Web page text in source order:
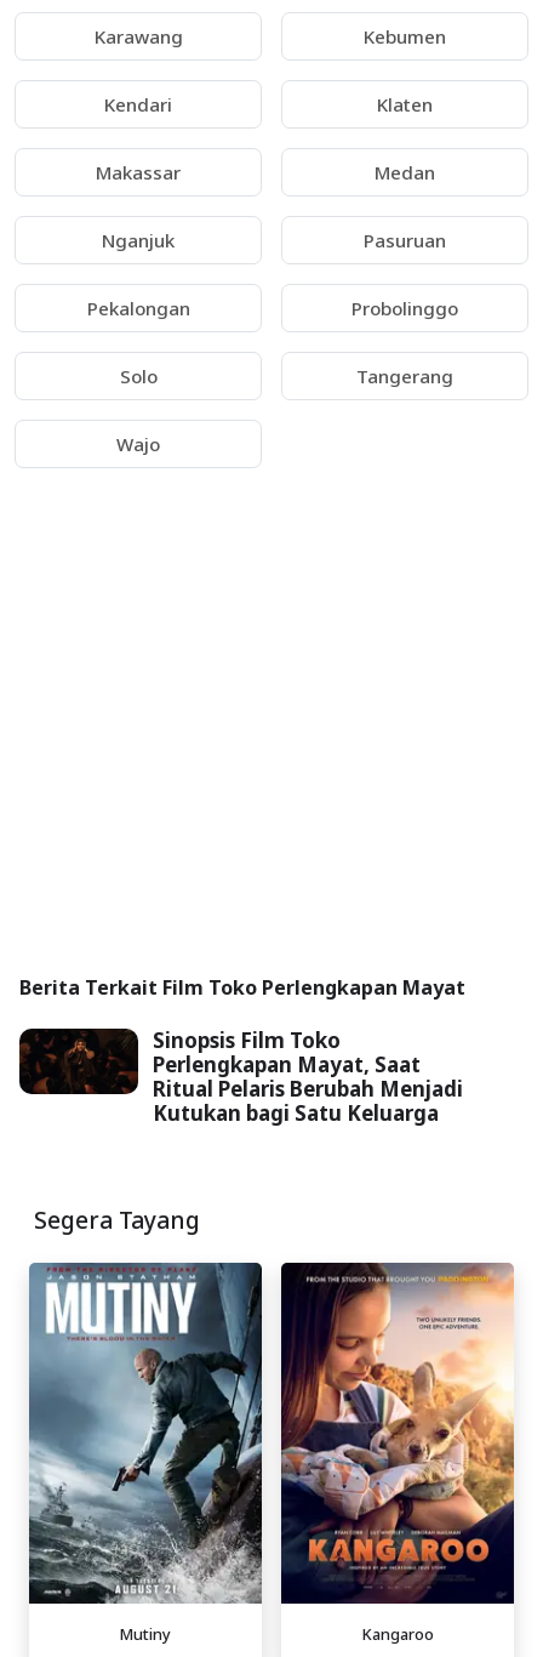
Karawang Kebumen
Kendari Klaten
Makassar Medan
Nganjuk Pasuruan
Pekalongan Probolinggo
Solo Tangerang
Wajo
Berita Terkait Film Toko Perlengkapan Mayat
Sinopsis Film Toko
Perlengkapan Mayat, Saat
Ritual Pelaris Berubah Menjadi
Kutukan bagi Satu Keluarga
Segera Tayang
Mutiny Kangaroo